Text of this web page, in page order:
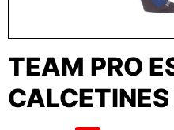
TEAM PRO